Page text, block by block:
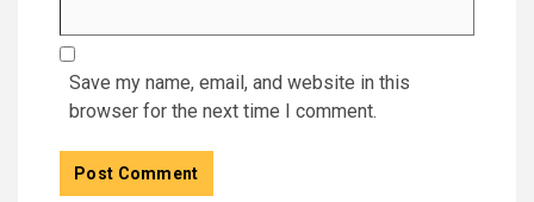
Save my name, email, and website in this
browser for the next time I comment.